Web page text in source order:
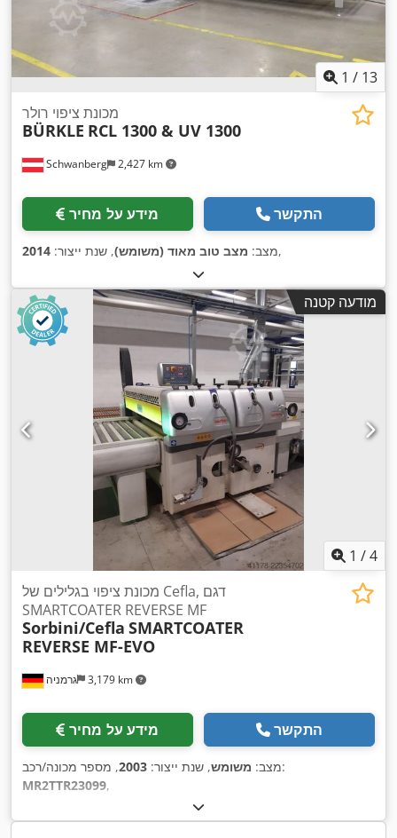
1 / 13
Schwanberg 2,427 km
מכונת ציפוי רולר
BÜRKLE RCL 1300 & UV 1300
מידע על מחיר התקשר
מצב: מצב טוב מאוד (משומש), שנת ייצור: 2014 ,
מודעה קטנה
1 /4
גרמניה 3,179 km
מכונת ציפוי בגלילים של Cefla, דגם
SMARTCOATER REVERSE MF
Sorbini/Cefla SMARTCOATER
REVERSE MF-EVO
מידע על מחיר התקשר
מצב: משומש, שנת ייצור: 2003
, מספר מכונה/רכב:
MR2TTR23099,